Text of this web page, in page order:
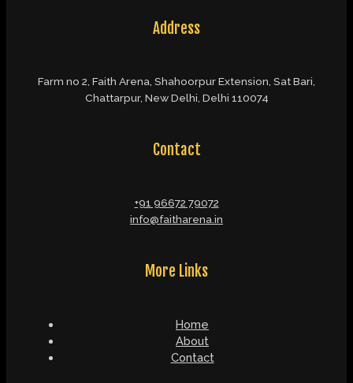
Address
Farm no 2, Faith Arena, Shahoorpur Extension, Sat Bari,
Chattarpur, New Delhi, Delhi 110074
Contact
+91 96672 79072
info@faitharena.in
More Links
Home
About
Contact